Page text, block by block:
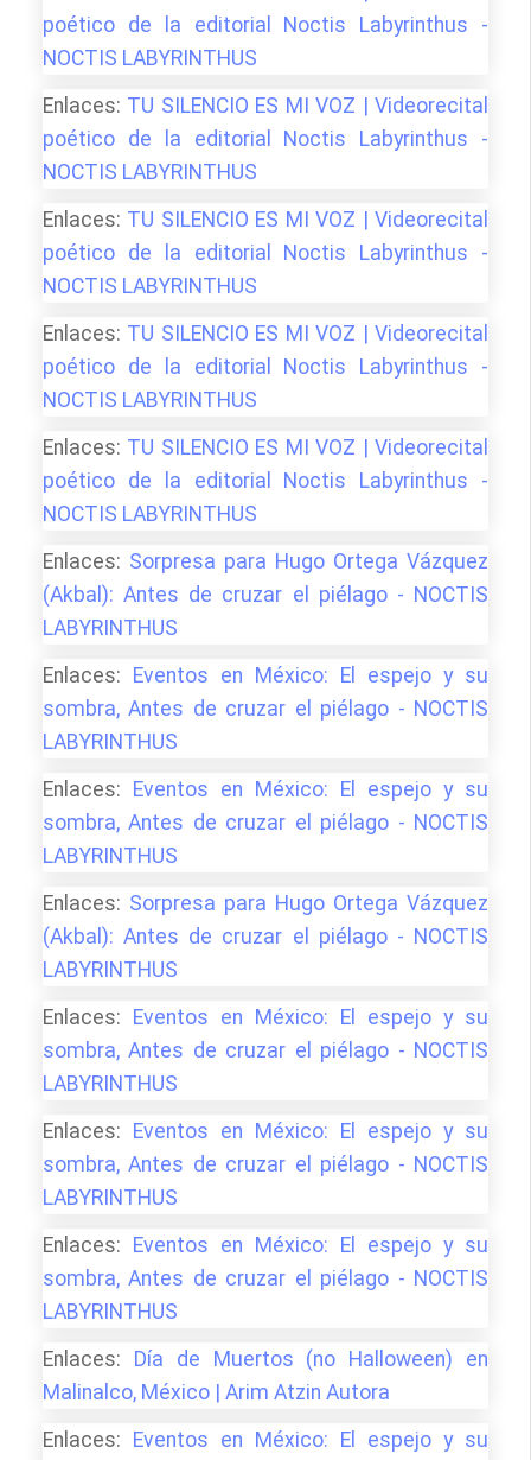
poético de la editorial Noctis Labyrinthus -
NOCTIS LABYRINTHUS
Enlaces: TU SILENCIO ES MI VOZ | Videorecital
poético de la editorial Noctis Labyrinthus -
NOCTIS LABYRINTHUS
Enlaces: TU SILENCIO ES MI VOZ | Videorecital
poético de la editorial Noctis Labyrinthus -
NOCTIS LABYRINTHUS
Enlaces: TU SILENCIO ES MI VOZ | Videorecital
poético de la editorial Noctis Labyrinthus -
NOCTIS LABYRINTHUS
Enlaces: TU SILENCIO ES MI VOZ | Videorecital
poético de la editorial Noctis Labyrinthus -
NOCTIS LABYRINTHUS
Enlaces: Sorpresa para Hugo Ortega Vázquez
(Akbal): Antes de cruzar el piélago - NOCTIS
LABYRINTHUS
Enlaces: Eventos en México: El espejo y su
sombra, Antes de cruzar el piélago - NOCTIS
LABYRINTHUS
Enlaces: Eventos en México: El espejo y su
sombra, Antes de cruzar el piélago - NOCTIS
LABYRINTHUS
Enlaces: Sorpresa para Hugo Ortega Vázquez
(Akbal): Antes de cruzar el piélago - NOCTIS
LABYRINTHUS
Enlaces: Eventos en México: El espejo y su
sombra, Antes de cruzar el piélago - NOCTIS
LABYRINTHUS
Enlaces: Eventos en México: El espejo y su
sombra, Antes de cruzar el piélago - NOCTIS
LABYRINTHUS
Enlaces: Eventos en México: El espejo y su
sombra, Antes de cruzar el piélago - NOCTIS
LABYRINTHUS
Enlaces:
Día de Muertos (no Halloween) en
Malinalco, México | Arim Atzin Autora
Enlaces: Eventos en México: El espejo y su